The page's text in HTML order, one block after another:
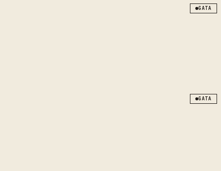
GATA
GATA